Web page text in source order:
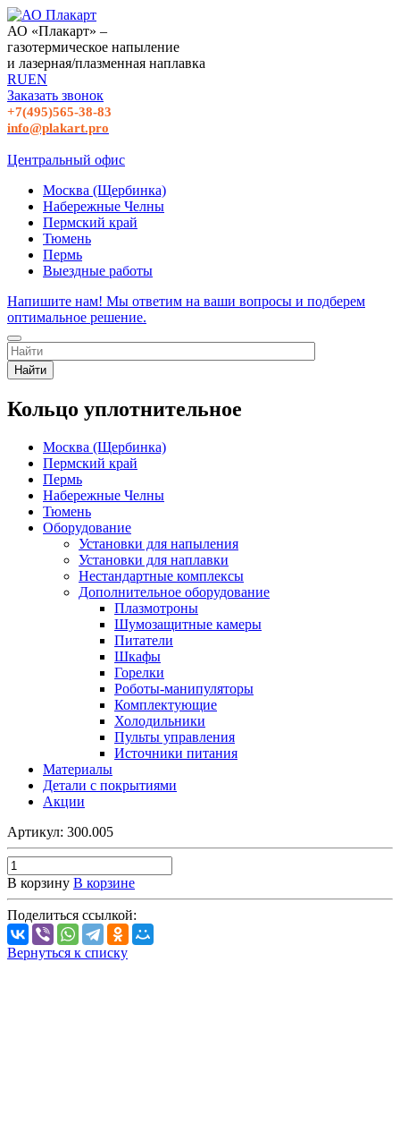
АО «Плакарт» –
газотермическое напыление
и лазерная/плазменная наплавка
RUEN
Заказать звонок
+7(495)565-38-83
info@plakart.pro
Центральный офис
Москва (Щербинка)
Набережные Челны
Пермский край
Тюмень
Пермь
Выездные работы
Напишите нам! Мы ответим на ваши вопросы и подберем
оптимальное решение.
Найти
Кольцо уплотнительное
Москва (Щербинка)
Пермский край
Пермь
Набережные Челны
Тюмень
Оборудование
Установки для напыления
Установки для наплавки
Нестандартные комплексы
Дополнительное оборудование
Плазмотроны
Шумозащитные камеры
Питатели
Шкафы
Горелки
Роботы-манипуляторы
Комплектующие
Холодильники
Пульты управления
Источники питания
Материалы
Детали с покрытиями
Акции
Артикул: 300.005
В корзину В корзине
Поделиться ссылкой:
Вернуться к списку